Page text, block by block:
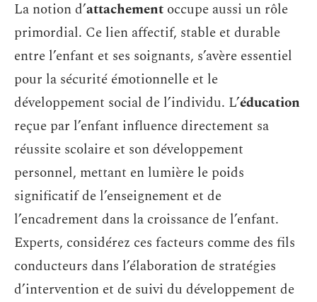
La notion d’attachement occupe aussi un rôle
primordial. Ce lien affectif, stable et durable
entre l’enfant et ses soignants, s’avère essentiel
pour la sécurité émotionnelle et le
développement social de l’individu. L’éducation
reçue par l’enfant influence directement sa
réussite scolaire et son développement
personnel, mettant en lumière le poids
significatif de l’enseignement et de
l’encadrement dans la croissance de l’enfant.
Experts, considérez ces facteurs comme des fils
conducteurs dans l’élaboration de stratégies
d’intervention et de suivi du développement de